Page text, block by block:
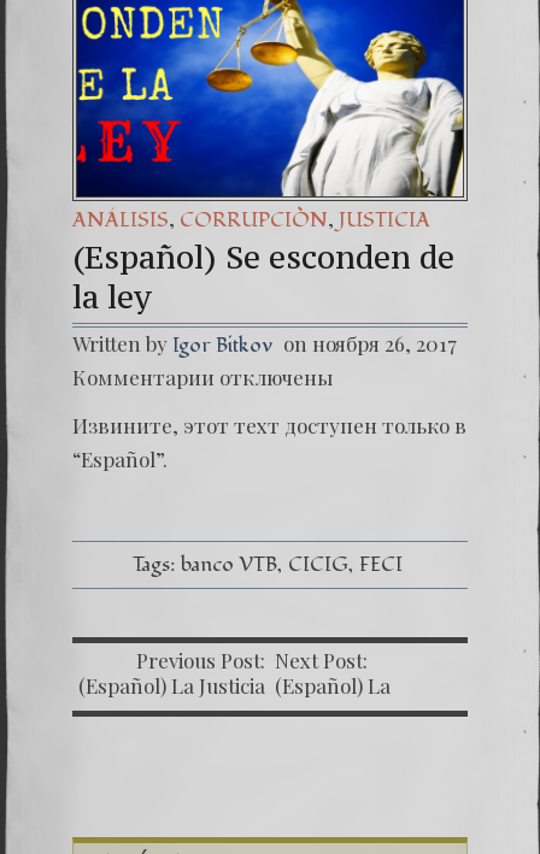
Dr.
ANÁLISIS, CORRUPCIÒN, JUSTICIA
(Español) Se esconden de
la ley
Written by Igor Bitkov on ноября 26, 2017
Комментарии
Se
отключены
Извините, этот техт доступен только в
“Español”.
Tags: banco VTB CICIG FECI
Previous Post:
(Español) La Justicia
Global
Next Post:
(Español) La
impunidad absoluta